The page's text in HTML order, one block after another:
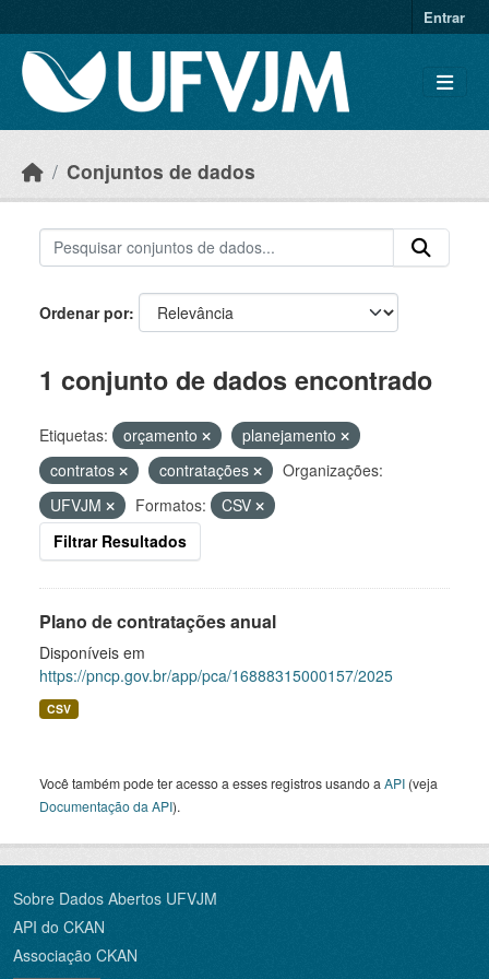
Entrar
Conjuntos de dados
Ordenar por
1 conjunto de dados encontrado
Etiquetas: orçamento
planejamento
contratos
contratações
Organizações:
UFVJM
Formatos:
CSV
Filtrar Resultados
Plano de contratações anual
Disponíveis em
https://pncp.gov.br/app/pca/16888315000157/2025
CSV
Você também pode ter acesso a esses registros usando a API (veja
Documentação da API).
Sobre Dados Abertos UFVJM
API do CKAN
Associação CKAN